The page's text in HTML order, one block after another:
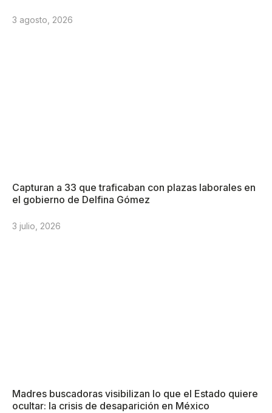
3 agosto, 2026
Capturan a 33 que traficaban con plazas laborales en
el gobierno de Delfina Gómez
3 julio, 2026
Madres buscadoras visibilizan lo que el Estado quiere
ocultar: la crisis de desaparición en México